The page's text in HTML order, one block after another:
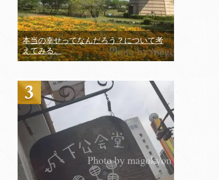
本当の幸せってなんだろう？について考
えてみる。